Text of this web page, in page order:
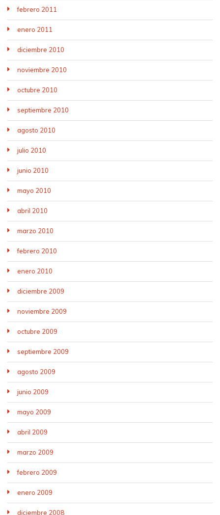
febrero 2011
enero 2011
diciembre 2010
noviembre 2010
octubre 2010
septiembre 2010
agosto 2010
julio 2010
junio 2010
mayo 2010
abril 2010
marzo 2010
febrero 2010
enero 2010
diciembre 2009
noviembre 2009
octubre 2009
septiembre 2009
agosto 2009
junio 2009
mayo 2009
abril 2009
marzo 2009
febrero 2009
enero 2009
diciembre 2008